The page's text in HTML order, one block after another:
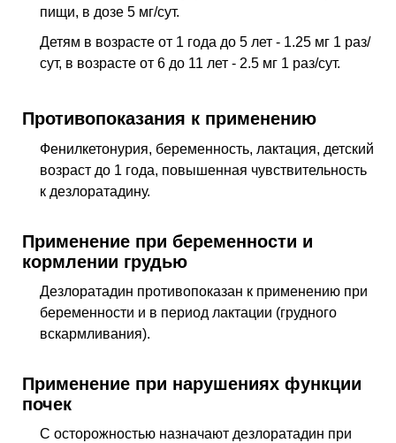
пищи, в дозе 5 мг/сут.
Детям в возрасте от 1 года до 5 лет - 1.25 мг 1 раз/
сут, в возрасте от 6 до 11 лет - 2.5 мг 1 раз/сут.
Противопоказания к применению
Фенилкетонурия, беременность, лактация, детский
возраст до 1 года, повышенная чувствительность
к дезлоратадину.
Применение при беременности и
кормлении грудью
Дезлоратадин противопоказан к применению при
беременности и в период лактации (грудного
вскармливания).
Применение при нарушениях функции
почек
С осторожностью назначают дезлоратадин при